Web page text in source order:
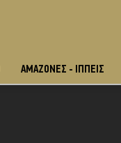
ΑΜΑΖΌΝΕΣ - ΙΠΠΕΊΣ